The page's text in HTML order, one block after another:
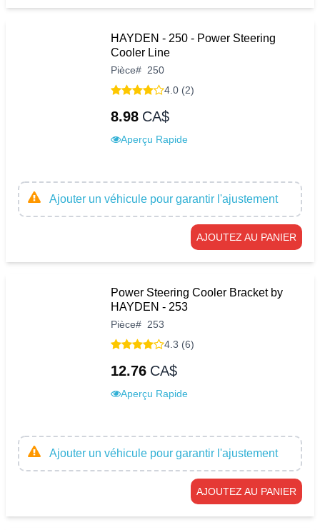
HAYDEN - 250 - Power Steering
Cooler Line
Pièce# 250
4.0 (2)
8.98 CA$
Aperçu Rapide
Ajouter un véhicule pour garantir l'ajustement
AJOUTEZ AU PANIER
Power Steering Cooler Bracket by
HAYDEN - 253
Pièce# 253
4.3 (6)
12.76 CA$
Aperçu Rapide
Ajouter un véhicule pour garantir l'ajustement
AJOUTEZ AU PANIER